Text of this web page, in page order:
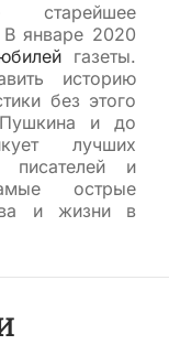
старейшее
В январе 2020
газеты.
историю
без этого
и до
лучших
писателей и
острые
и жизни в